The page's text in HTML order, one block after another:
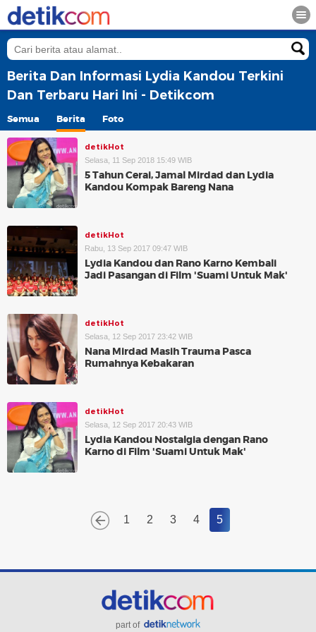
Berita Dan Informasi Lydia Kandou Terkini
Dan Terbaru Hari Ini - Detikcom
Semua Berita Foto
detikHot
Selasa, 11 Sep 2018 15:49 WIB
5 Tahun Cerai, Jamal Mirdad dan Lydia
Kandou Kompak Bareng Nana
detikHot
Rabu, 13 Sep 2017 09:47 WIB
Lydia Kandou dan Rano Karno Kembali
Jadi Pasangan di Film 'Suami Untuk Mak'
detikHot
Selasa, 12 Sep 2017 23:42 WIB
Nana Mirdad Masih Trauma Pasca
Rumahnya Kebakaran
detikHot
Selasa, 12 Sep 2017 20:43 WIB
Lydia Kandou Nostalgia dengan Rano
Karno di Film 'Suami Untuk Mak'
1 2 3 4 5
part of